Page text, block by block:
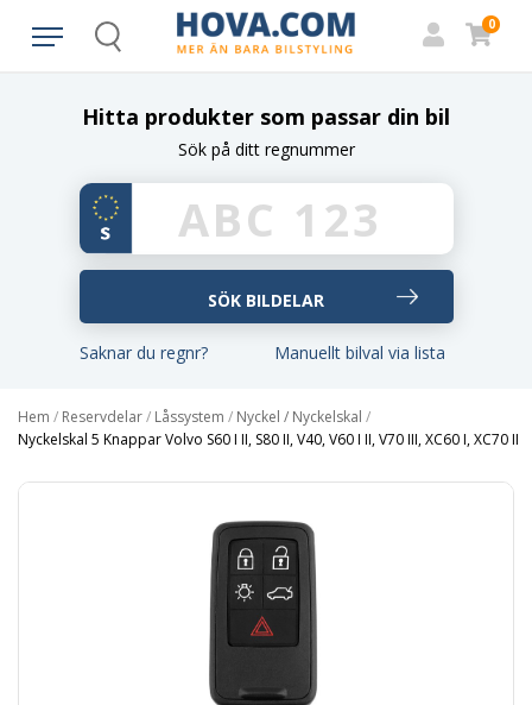
Search
0
Hitta produkter som passar din bil
Sök på ditt regnummer
Saknar du regnr? Manuellt bilval via lista
Hem / Reservdelar/ Låssystem / Nyckel / Nyckelskal /
Nyckelskal 5 Knappar Volvo S60 I II, S80 II, V40, V60 I II, V70 III, XC60 I, XC70 II